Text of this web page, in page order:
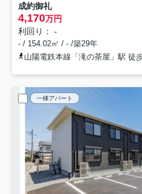
成約御礼
4,170万円
利回り： -
- / 154.02㎡ / - /築29年
山陽電鉄本線「滝の茶屋」駅 徒
一棟アパート